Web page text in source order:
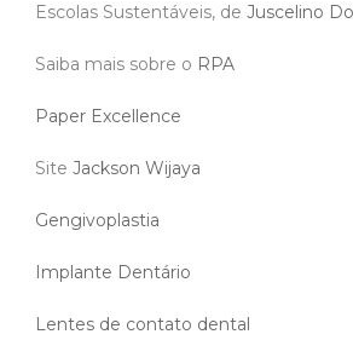
Escolas Sustentáveis, de Juscelino
Saiba mais sobre o RPA
Paper Excellence
Site Jackson Wijaya
Gengivoplastia
Implante Dentário
Lentes de contato dental